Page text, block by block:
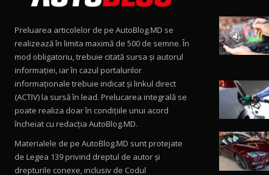
Preluarea articolelor de pe AutoBlog.MD se
realizează în limita maximă de 500 de semne. În
mod obligatoriu, trebuie citată sursa și autorul
informației, iar în cazul portalurilor
informaționale trebuie indicat și linkul direct
(ACTIV) la sursă în lead. Prelucarea integrală se
poate realiza doar în condițiile unui acord
încheiat cu redacţia AutoBlog.MD.
Materialele de pe AutoBlog.MD sunt protejate
de Legea 139 privind dreptul de autor și
drepturile conexe, inclusiv de Codul